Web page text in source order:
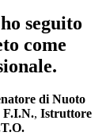
seguito
come
di Nuoto
F.I.N., Istruttore